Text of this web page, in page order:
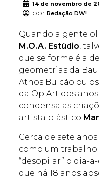
14 de novembro de
por Redação DW!
Quando a gente
M.O.A. Estúdio,
que se forme é a
geometrias da
Athos Bulcão ou
da Op Art dos anos
condensa as
artista plástico
Cerca de sete anos
como um trabalho
“desopilar” o dia-
que há 18 anos